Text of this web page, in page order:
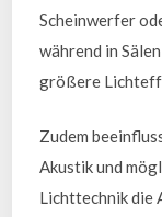
Scheinwerfer
während in
größere
Zudem
Akustik und
Lichttechnik die